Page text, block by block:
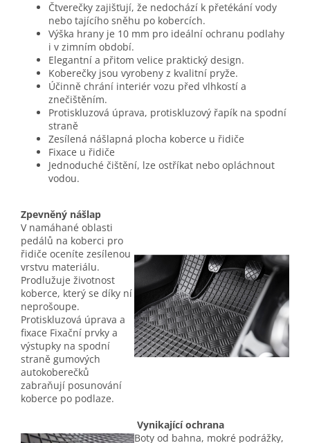
Čtverečky zajišťují, že nedochází k přetékání vody
nebo tajícího sněhu po kobercích.
Výška hrany je 10 mm pro ideální ochranu podlahy
i v zimním období.
Elegantní a přitom velice praktický design.
Koberečky jsou vyrobeny z kvalitní pryže.
Účinně chrání interiér vozu před vlhkostí a
znečištěním.
Protiskluzová úprava, protiskluzový řapík na spodní
straně
Zesílená nášlapná plocha koberce u řidiče
Fixace u řidiče
Jednoduché čištění, lze ostříkat nebo opláchnout
vodou.
Zpevněný nášlap
V namáhané oblasti
pedálů na koberci pro
řidiče oceníte zesílenou
vrstvu materiálu.
Prodlužuje životnost
koberce, který se díky ní
neprošoupe.
Protiskluzová úprava a
fixace Fixační prvky a
výstupky na spodní
straně gumových
autokoberečků
zabraňují posunování
koberce po podlaze.
Vynikající ochrana
Boty od bahna, mokré podrážky,